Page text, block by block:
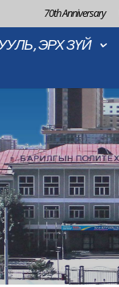
70th Anniversary
ЭРХ ЗҮЙ